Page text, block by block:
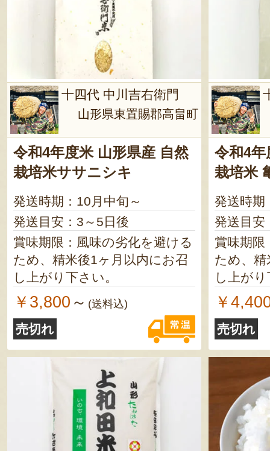
十四代 中川吉右衛門
山形県東置賜郡高畠町
令和4年度米 山形県産 自然
栽培米ササニシキ
発送時期：10月中旬～
発送目安：3～5日後
賞味期限：風味の劣化を避ける
ため、精米後1ヶ月以内にお召
し上がり下さい。
￥3,800 ～ (送料込)
売切れ
令和4年
栽培米
発送時期
発送目安
賞味期限
ため、
し上が
￥
売切れ